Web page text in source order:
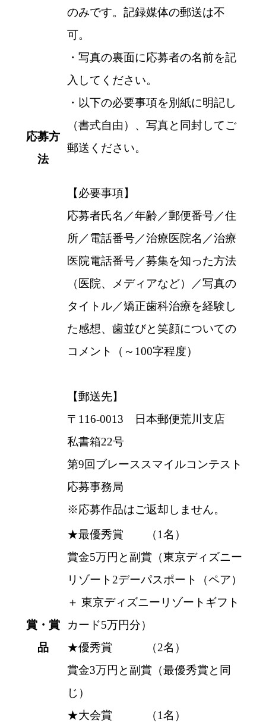
応募方
法
のみです。記録媒体の郵送は不
可。
・写真の裏面に応募者の名前を記
入してください。
・以下の必要事項を別紙に明記し
（書式自由）、写真と同封してご
郵送ください。
【必要事項】
応募者氏名／年齢／郵便番号／住
所／電話番号／治療医院名／治療
医院電話番号／募集を知った方法
（医院、メディアなど）／写真の
タイトル／矯正歯科治療を経験し
た感想、歯並びと笑顔についての
コメント（～100字程度）
【郵送先】
〒116-0013 日本郵便荒川支店
私書箱22号
第9回ブレーススマイルコンテスト
応募事務局
※応募作品はご返却しません。
賞・賞
品
★最優秀賞 （1名）
賞金5万円と副賞（東京ディズニー
リゾート2デーパスポート（ペア）
＋ 東京ディズニーリゾートギフト
カード5万円分）
★優秀賞 （2名）
賞金3万円と副賞（最優秀賞と同
じ）
★大会賞 （1名）